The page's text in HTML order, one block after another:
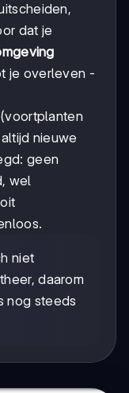
dat je
je overleven -
nieuwe
geen
wel
niet
daarom
nog steeds